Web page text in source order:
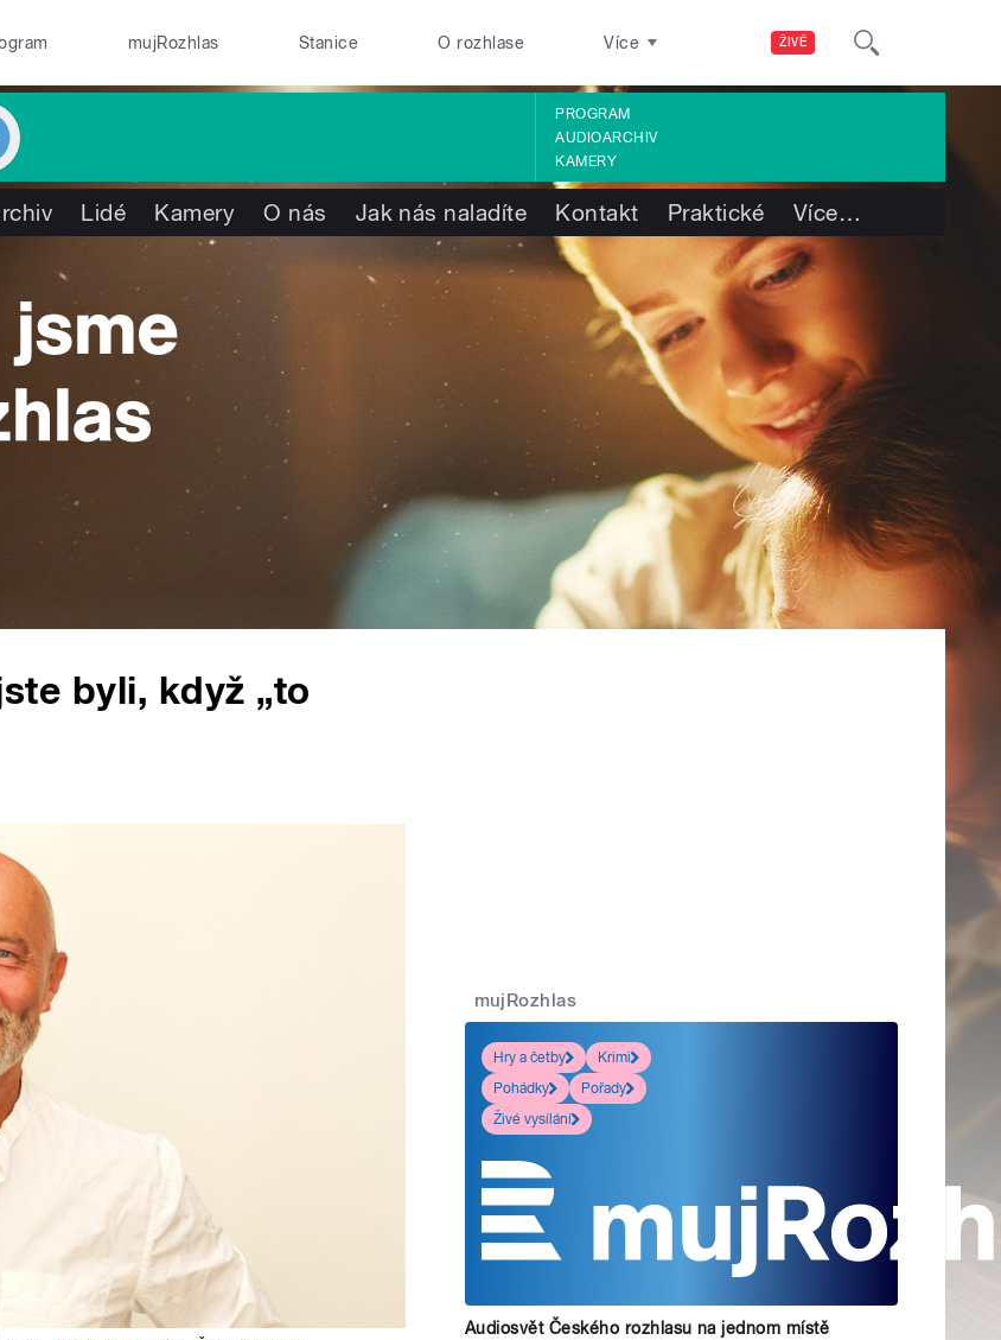
ŽIVĚ
mujRozhlas Stanice O rozhlase Více
PROGRAM
AUDIOARCHIV
KAMERY
Lidé Kamery O nás Jak nás naladíte Kontakt Praktické Více…
byli, když „to
mujRozhlas
Hry a četby
Krimi
Pohádky
Pořady
Živé vysílání
Audiosvět Českého rozhlasu na jednom místě